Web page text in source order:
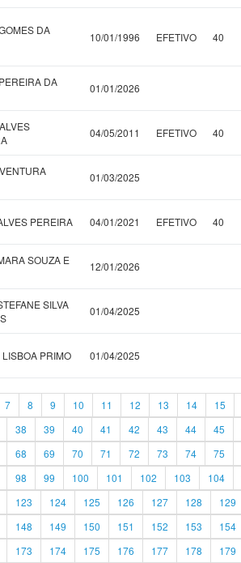
DA
10/01/1996 EFETIVO 40
DA
01/01/2026
04/05/2011 EFETIVO 40
01/03/2025
PEREIRA 04/01/2021 EFETIVO 40
SOUZA E
12/01/2026
SILVA
01/04/2025
PRIMO 01/04/2025
7 8 9 10 11 12 13 14 15
38 39 40 41 42 43 44 45
68 69 70 71 72 73 74 75
98 99 100 101 102 103 104
123 124 125 126 127 128 129
148 149 150 151 152 153 154
173 174 175 176 177 178 179